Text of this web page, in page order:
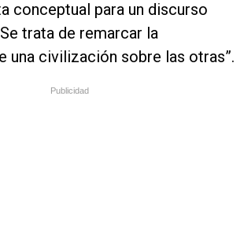
conceptual para un discurso
trata de remarcar la
una civilización sobre las otras”.
Publicidad